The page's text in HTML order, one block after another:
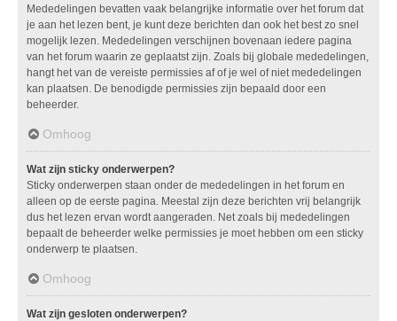
Mededelingen bevatten vaak belangrijke informatie over het forum dat
je aan het lezen bent, je kunt deze berichten dan ook het best zo snel
mogelijk lezen. Mededelingen verschijnen bovenaan iedere pagina
van het forum waarin ze geplaatst zijn. Zoals bij globale mededelingen,
hangt het van de vereiste permissies af of je wel of niet mededelingen
kan plaatsen. De benodigde permissies zijn bepaald door een
beheerder.
Omhoog
Wat zijn sticky onderwerpen?
Sticky onderwerpen staan onder de mededelingen in het forum en
alleen op de eerste pagina. Meestal zijn deze berichten vrij belangrijk
dus het lezen ervan wordt aangeraden. Net zoals bij mededelingen
bepaalt de beheerder welke permissies je moet hebben om een sticky
onderwerp te plaatsen.
Omhoog
Wat zijn gesloten onderwerpen?